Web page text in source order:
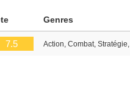
Genres
7.5 Action, Combat, Stratégie,